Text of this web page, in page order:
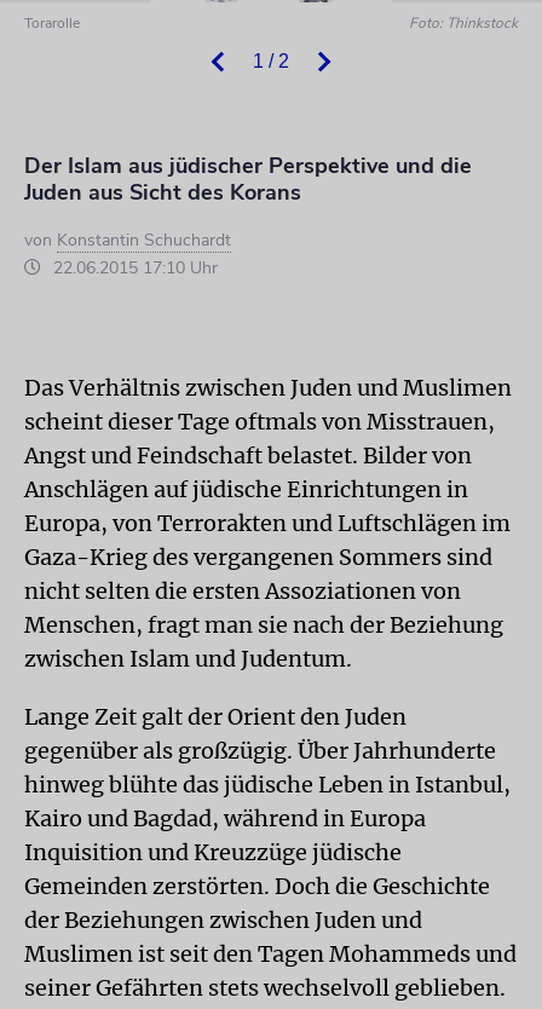
1 / 2
Torarolle Foto: Thinkstock
Der Islam aus jüdischer Perspektive und die
Juden aus Sicht des Korans
von Konstantin Schuchardt
22.06.2015 17:10 Uhr
Das Verhältnis zwischen Juden und Muslimen
scheint dieser Tage oftmals von Misstrauen,
Angst und Feindschaft belastet. Bilder von
Anschlägen auf jüdische Einrichtungen in
Europa, von Terrorakten und Luftschlägen im
Gaza-Krieg des vergangenen Sommers sind
nicht selten die ersten Assoziationen von
Menschen, fragt man sie nach der Beziehung
zwischen Islam und Judentum.
Lange Zeit galt der Orient den Juden
gegenüber als großzügig. Über Jahrhunderte
hinweg blühte das jüdische Leben in Istanbul,
Kairo und Bagdad, während in Europa
Inquisition und Kreuzzüge jüdische
Gemeinden zerstörten. Doch die Geschichte
der Beziehungen zwischen Juden und
Muslimen ist seit den Tagen Mohammeds und
seiner Gefährten stets wechselvoll geblieben.